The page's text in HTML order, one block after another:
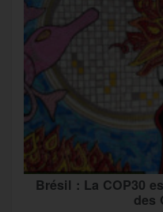
Brésil : La COP30
des